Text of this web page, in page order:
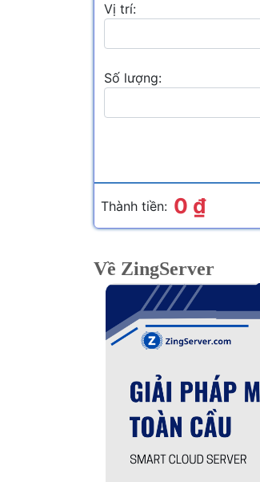
RAM: 24
Vị trí:
Số lượng:
Thành tiền: 0 ₫
Về ZingServer